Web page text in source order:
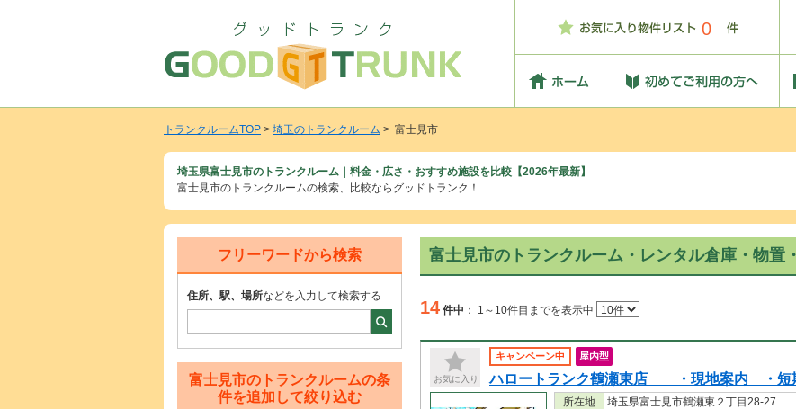
0
トランクルームTOP > 埼玉のトランクルーム > 富士見市
埼玉県富士見市のトランクルーム｜料金・広さ・おすすめ施設を比較【2026年最新】
富士見市のトランクルームの検索、比較ならグッドトランク！
富士見市のトランクルーム・レンタル倉庫・物置
14 件中 ： 1～10件目までを表示中
お気に入り
キャンペーン中 屋内型
ハロートランク鶴瀬東店 ・現地案内 ・
所在地
埼玉県富士見市鶴瀬東２丁目28-27
フリーワードから検索
住所、駅、場所などを入力して検索する
富士見市のトランクルームの条
件を追加して絞り込む